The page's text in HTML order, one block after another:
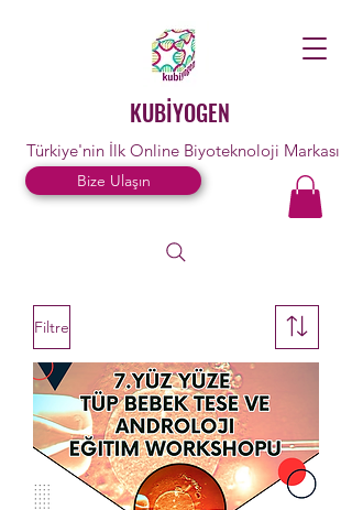
KUBİYOGEN
Türkiye'nin İlk Online Biyoteknoloji Markası
Bize Ulaşın
Filtre